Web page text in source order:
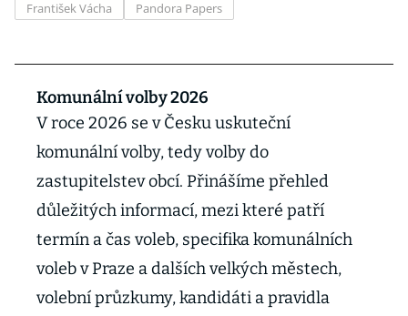
František Vácha Pandora Papers
Komunální volby 2026
V roce 2026 se v Česku uskuteční
komunální volby, tedy volby do
zastupitelstev obcí. Přinášíme přehled
důležitých informací, mezi které patří
termín a čas voleb, specifika komunálních
voleb v Praze a dalších velkých městech,
volební průzkumy, kandidáti a pravidla